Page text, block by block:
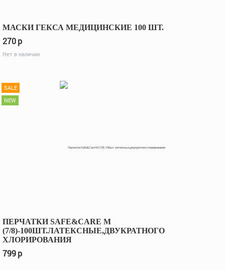
МАСКИ ГЕКСА МЕДИЦИНСКИЕ 100 ШТ.
270p
Нет в наличии
ПЕРЧАТКИ SAFE&CARE M
(7/8)-100ШТ.ЛАТЕКСНЫЕ,ДВУКРАТНОГО
ХЛОРИРОВАНИЯ
799p
SALE
NEW